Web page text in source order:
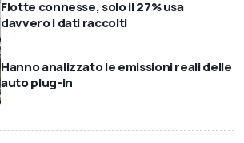
Flotte connesse, solo il 27% usa
davvero i dati raccolti
Hanno analizzato le emissioni reali delle
auto plug-in